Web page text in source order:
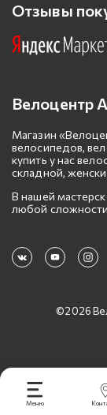
Отзывы
Велоцентр
Магазин
велосипедов,
купить у нас
складной,
В нашей
любой
©2026
Меню